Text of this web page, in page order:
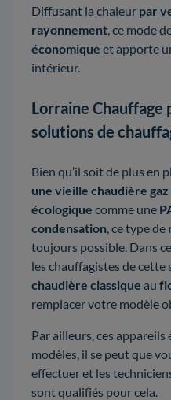
Diffusant la chaleur par
rayonnement, ce mode
économique et apporte
intérieur.
Lorraine Chauffage
solutions de
Bien qu’il soit de plus en
une vieille chaudière gaz
écologique comme une
condensation, ce type de
toujours possible. Dans
les chauffagistes de
chaudière classique au
remplacer votre modèle
Par ailleurs, ces appareils
modèles, il se peut que
effectuer et les
sont qualifiés pour cela.